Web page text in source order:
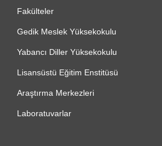
Fakülteler
Gedik Meslek Yüksekokulu
Yabancı Diller Yüksekokulu
Lisansüstü Eğitim Enstitüsü
Araştırma Merkezleri
Laboratuvarlar